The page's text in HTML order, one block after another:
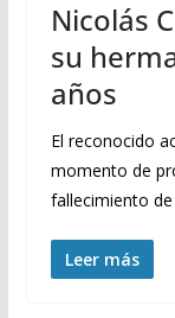
Nicolás
su
años
El reconocido
momento de
fallecimiento
Leer más